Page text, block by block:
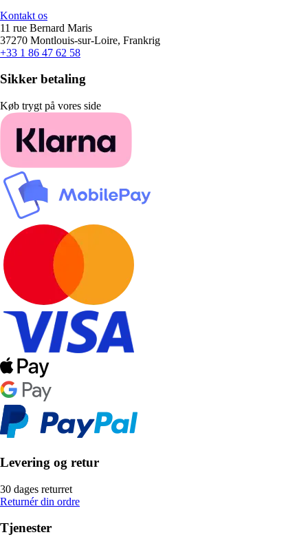
Kontakt os
11 rue Bernard Maris
37270 Montlouis-sur-Loire, Frankrig
+33 1 86 47 62 58
Sikker betaling
Køb trygt på vores side
Levering og retur
30 dages returret
Returnér din ordre
Tjenester